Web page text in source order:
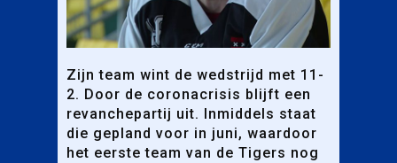
Zijn team wint de wedstrijd met 11-
2. Door de coronacrisis blijft een
revanchepartij uit. Inmiddels staat
die gepland voor in juni, waardoor
het eerste team van de Tigers nog